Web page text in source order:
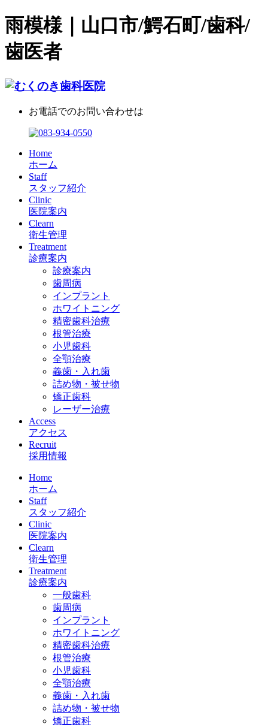
雨模様｜山口市/鰐石町/歯科/
歯医者
お電話でのお問い合わせは
Home
ホーム
Staff
スタッフ紹介
Clinic
医院案内
Clearn
衛生管理
Treatment
診療案内
診療案内
歯周病
インプラント
ホワイトニング
精密歯科治療
根管治療
小児歯科
全顎治療
義歯・入れ歯
詰め物・被せ物
矯正歯科
レーザー治療
Access
アクセス
Recruit
採用情報
Home
ホーム
Staff
スタッフ紹介
Clinic
医院案内
Clearn
衛生管理
Treatment
診療案内
一般歯科
歯周病
インプラント
ホワイトニング
精密歯科治療
根管治療
小児歯科
全顎治療
義歯・入れ歯
詰め物・被せ物
矯正歯科